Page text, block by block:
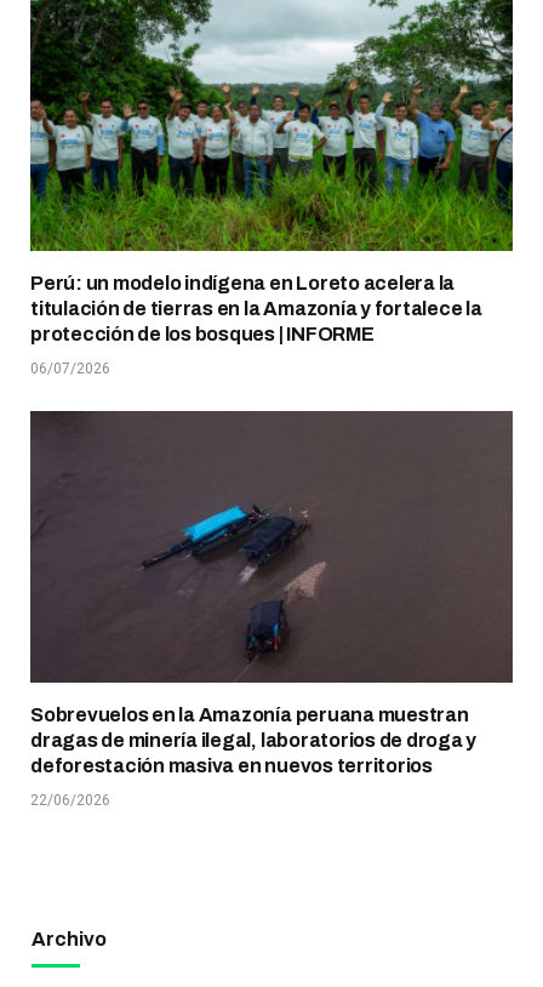
Perú: un modelo indígena en Loreto acelera la
titulación de tierras en la Amazonía y fortalece la
protección de los bosques | INFORME
06/07/2026
Sobrevuelos en la Amazonía peruana muestran
dragas de minería ilegal, laboratorios de droga y
deforestación masiva en nuevos territorios
22/06/2026
Archivo